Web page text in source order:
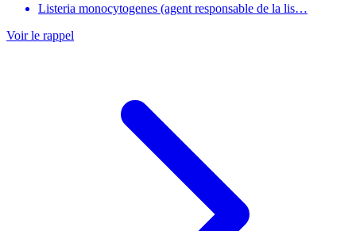
Listeria monocytogenes (agent responsable de la lis…
Voir le rappel